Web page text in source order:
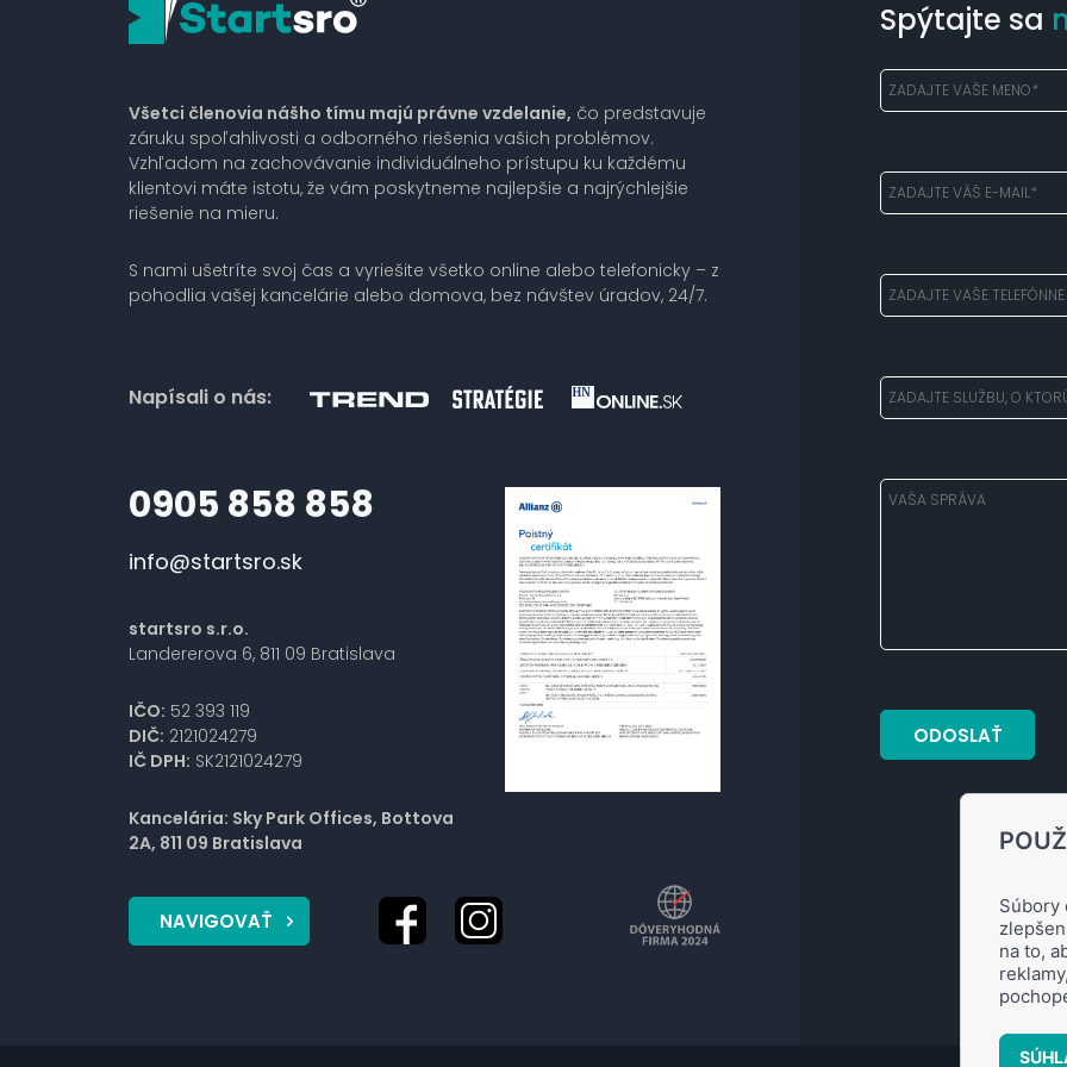
Súbory
na to,
Všetci členovia nášho tímu majú právne vzdelanie, čo predstavuje
záruku spoľahlivosti a odborného riešenia vašich problémov.
Vzhľadom na zachovávanie individuálneho prístupu ku každému
klientovi máte istotu, že vám poskytneme najlepšie a najrýchlejšie
riešenie na mieru.
S nami ušetríte svoj čas a vyriešite všetko online alebo telefonicky – z
pohodlia vašej kancelárie alebo domova, bez návštev úradov, 24/7.
Napísali o nás:
0905 858 858
info@startsro.sk
startsro s.r.o.
Landererova 6, 811 09 Bratislava
IČO: 52 393 119
DIČ: 2121024279
IČ DPH: SK2121024279
Kancelária: Sky Park Offices, Bottova
2A, 811 09 Bratislava
NAVIGOVAŤ
Spýtajte sa